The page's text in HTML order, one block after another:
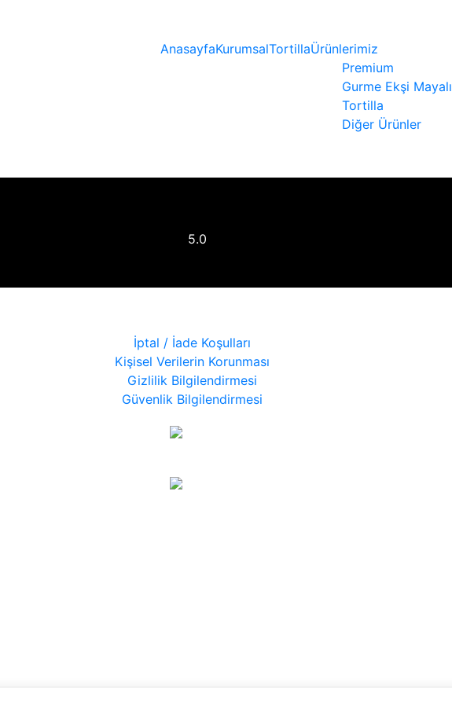
AnasayfaKurumsalTortillaÜrünlerimiz
Premium
Gurme Ekşi Mayalı
Tortilla
Diğer Ürünler
5.0
İptal / İade Koşulları
Kişisel Verilerin Korunması
Gizlilik Bilgilendirmesi
Güvenlik Bilgilendirmesi